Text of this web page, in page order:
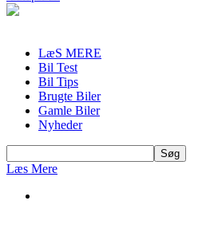
LæS MERE
Bil Test
Bil Tips
Brugte Biler
Gamle Biler
Nyheder
Læs Mere